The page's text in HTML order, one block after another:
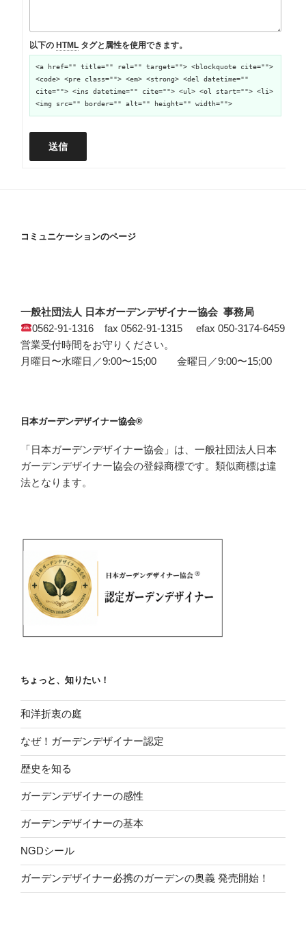
以下の HTML タグと属性を使用できます。
<a href="" title="" rel="" target=""> <blockquote cite="">
<code> <pre class=""> <em> <strong> <del datetime=""
cite=""> <ins datetime="" cite=""> <ul> <ol start=""> <li>
<img src="" border="" alt="" height="" width="">
送信
コミュニケーションのページ
一般社団法人 日本ガーデンデザイナー協会 事務局
0562-91-1316 fax 0562-91-1315 efax 050-3174-6459
営業受付時間をお守りください。
月曜日〜水曜日／9:00〜15;00 金曜日／9:00〜15;00
日本ガーデンデザイナー協会®
「日本ガーデンデザイナー協会」は、一般社団法人日本
ガーデンデザイナー協会の登録商標です。類似商標は違
法となります。
ちょっと、知りたい！
和洋折衷の庭
なぜ！ガーデンデザイナー認定
歴史を知る
ガーデンデザイナーの感性
ガーデンデザイナーの基本
NGDシール
ガーデンデザイナー必携のガーデンの奥義 発売開始！